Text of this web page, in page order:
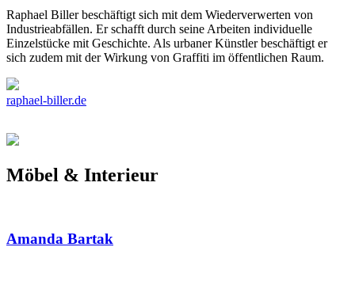
Raphael Biller beschäftigt sich mit dem Wiederverwerten von
Industrieabfällen. Er schafft durch seine Arbeiten individuelle
Einzelstücke mit Geschichte. Als urbaner Künstler beschäftigt er
sich zudem mit der Wirkung von Graffiti im öffentlichen Raum.
raphael-biller.de
Möbel & Interieur
Amanda Bartak